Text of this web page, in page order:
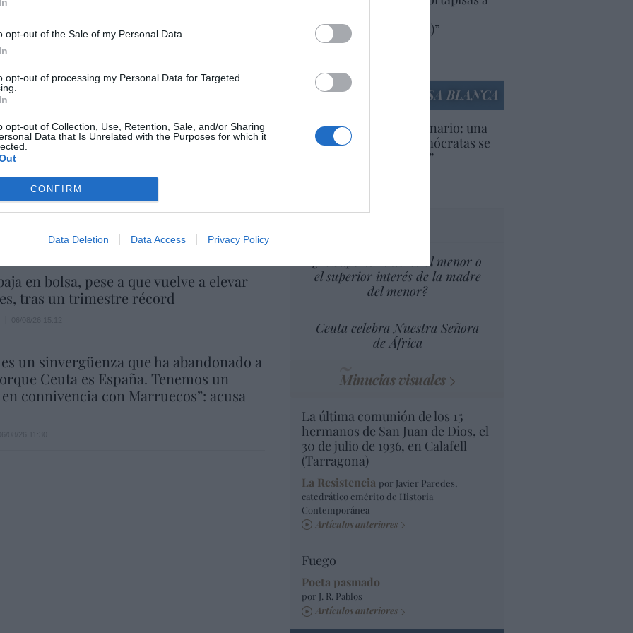
opt-out of the Sale of my Personal Data.
opt-out of processing my Personal Data for Targeted
opt-out of Collection, Use, Retention, Sale, and/or Sharing
Data that Is Unrelated with the Purposes for which it
CONFIRM
Data Deletion Data Access Privacy Policy
07/08/26 08:38
Situación límite: bronca en Reino
de deuda en el alero... y Enrique
la Presidencia
06/08/26 16:47
que sus acciones están infravaloradas
recompras
en bolsa, pese a que vuelve a elevar
tras un trimestre récord
un sinvergüenza que ha abandonado a
Ceuta es España. Tenemos un
connivencia con Marruecos”: acusa
americanas (y europeas)”
LA CASA BLANCA
EEUU. Inquietante escenario: una
tercera parte de los demócratas se
define como “socialista”
por Ignacio Aguirre
¿El Superior interés el menor o
el superior interés de la madre
del menor?
Ceuta celebra Nuestra Señora
de África
Minucias visuales
La última comunión de los 15
hermanos de San Juan de Dios, el
30 de julio de 1936, en Calafell
(Tarragona)
La Resistencia por Javier Paredes,
catedrático emérito de Historia
Contemporánea
Artículos anteriores
Fuego
Poeta pasmado
por J. R. Pablos
Artículos anteriores